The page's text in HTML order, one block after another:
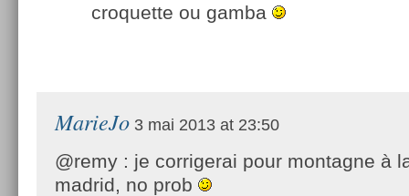
croquette ou gamba
MarieJo 3 mai 2013 at 23:50
@remy : je corrigerai pour montagne à
madrid, no prob